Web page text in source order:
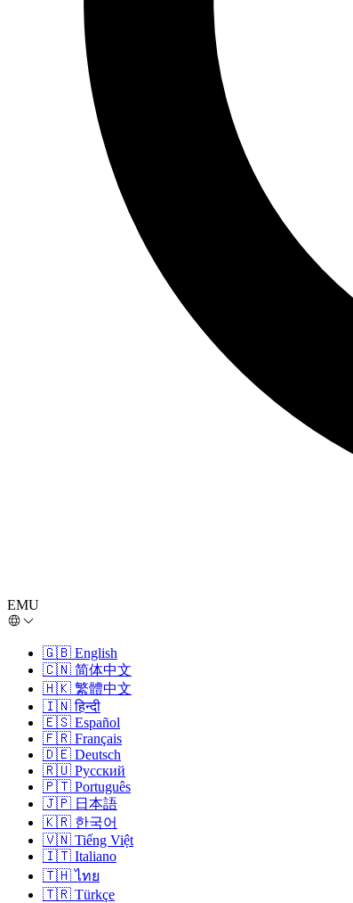
EMU
🇬🇧 English
🇨🇳 简体中文
🇭🇰 繁體中文
🇮🇳 हिन्दी
🇪🇸 Español
🇫🇷 Français
🇩🇪 Deutsch
🇷🇺 Русский
🇵🇹 Português
🇯🇵 日本語
🇰🇷 한국어
🇻🇳 Tiếng Việt
🇮🇹 Italiano
🇹🇭 ไทย
🇹🇷 Türkçe